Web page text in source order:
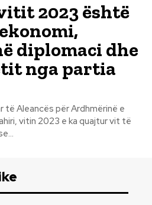
2023 është
diplomaci dhe
nga partia
të Aleancës për Ardhmërinë e
vitin 2023 e ka quajtur vit të
se...